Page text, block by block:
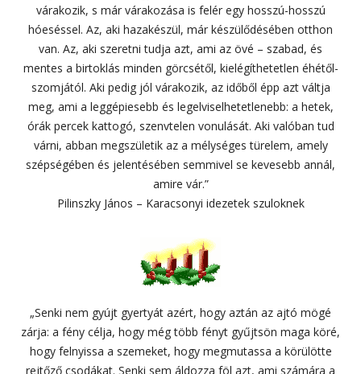
várakozik, s már várakozása is felér egy hosszú-hosszú
hóeséssel. Az, aki hazakészül, már készülődésében otthon
van. Az, aki szeretni tudja azt, ami az övé – szabad, és
mentes a birtoklás minden görcsétől, kielégíthetetlen éhétől-
szomjától. Aki pedig jól várakozik, az időből épp azt váltja
meg, ami a leggépiesebb és legelviselhetetlenebb: a hetek,
órák percek kattogó, szenvtelen vonulását. Aki valóban tud
várni, abban megszületik az a mélységes türelem, amely
szépségében és jelentésében semmivel se kevesebb annál,
amire vár.”
Pilinszky János – Karacsonyi idezetek szuloknek
„Senki nem gyújt gyertyát azért, hogy aztán az ajtó mögé
zárja: a fény célja, hogy még több fényt gyűjtsön maga köré,
hogy felnyissa a szemeket, hogy megmutassa a körülötte
rejtőző csodákat. Senki sem áldozza föl azt, ami számára a